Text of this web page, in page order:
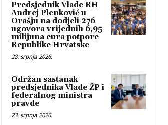
Predsjednik Vlade RH
Andrej Plenković u
Orašju na dodjeli 276
ugovora vrijednih 6,95
milijuna eura potpore
Republike Hrvatske
28. srpnja 2026.
Održan sastanak
predsjednika Vlade ŽP i
federalnog ministra
pravde
23. srpnja 2026.